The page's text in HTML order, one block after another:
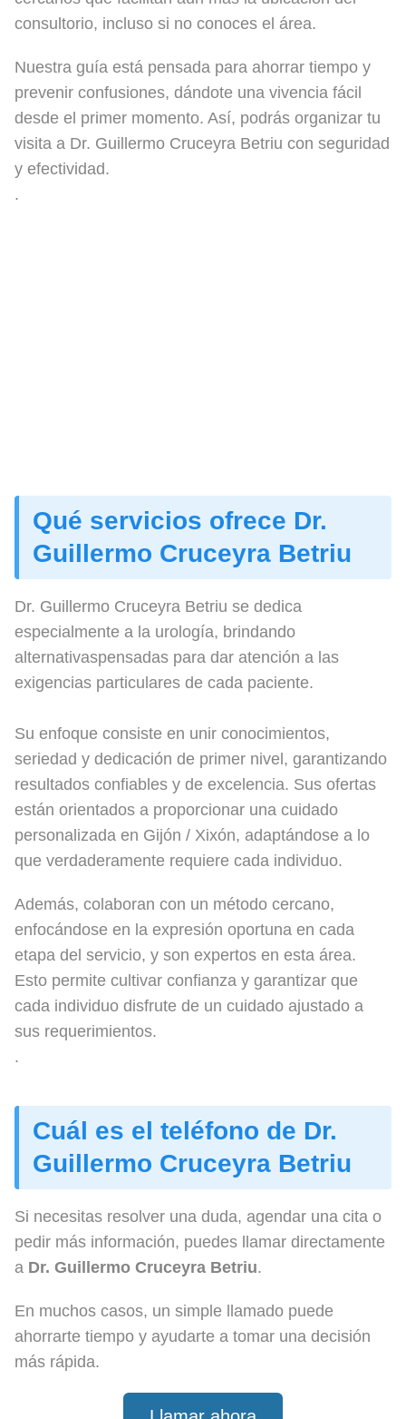
consultorio, incluso si no conoces el área.
Nuestra guía está pensada para ahorrar tiempo y
prevenir confusiones, dándote una vivencia fácil
desde el primer momento. Así, podrás organizar tu
visita a Dr. Guillermo Cruceyra Betriu con seguridad
y efectividad.
.
Qué servicios ofrece Dr.
Guillermo Cruceyra Betriu
Dr. Guillermo Cruceyra Betriu se dedica
especialmente a la urología, brindando
alternativaspensadas para dar atención a las
exigencias particulares de cada paciente.
Su enfoque consiste en unir conocimientos,
seriedad y dedicación de primer nivel, garantizando
resultados confiables y de excelencia. Sus ofertas
están orientados a proporcionar una cuidado
personalizada en Gijón / Xixón, adaptándose a lo
que verdaderamente requiere cada individuo.
Además, colaboran con un método cercano,
enfocándose en la expresión oportuna en cada
etapa del servicio, y son expertos en esta área.
Esto permite cultivar confianza y garantizar que
cada individuo disfrute de un cuidado ajustado a
sus requerimientos.
.
Cuál es el teléfono de Dr.
Guillermo Cruceyra Betriu
Si necesitas resolver una duda, agendar una cita o
pedir más información, puedes llamar directamente
a Dr. Guillermo Cruceyra Betriu.
En muchos casos, un simple llamado puede
ahorrarte tiempo y ayudarte a tomar una decisión
más rápida.